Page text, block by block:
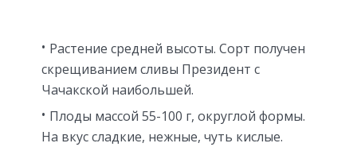
Растение средней высоты. Сорт получен
скрещиванием сливы Президент с
Чачакской наибольшей.
Плоды массой 55-100 г, округлой формы.
На вкус сладкие, нежные, чуть кислые.